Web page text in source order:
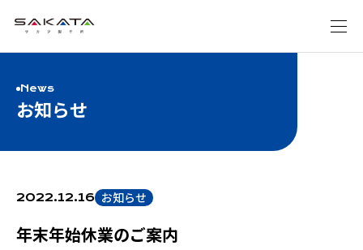
News
お知らせ
2022.12.16 お知らせ
年末年始休業のご案内